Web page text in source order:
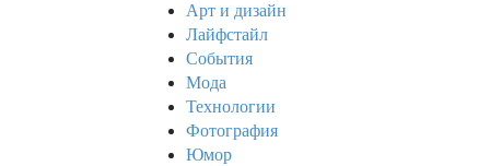
Арт и дизайн
Лайфстайл
События
Мода
Технологии
Фотография
Юмор